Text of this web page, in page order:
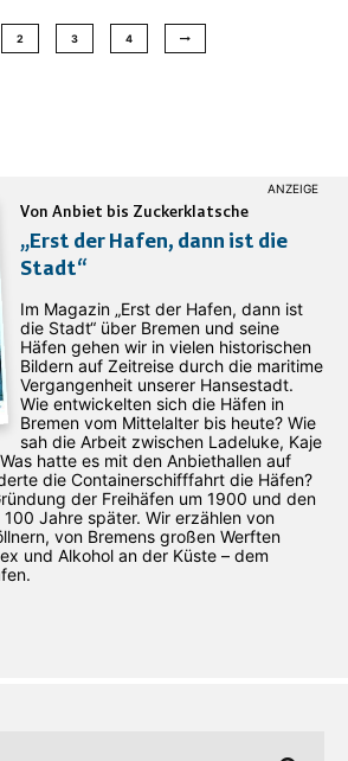
2 3 4
Von Anbiet bis Zuckerklatsche
„Erst der Hafen, dann ist die
Stadt“
Im Magazin „Erst der Hafen, dann ist
die Stadt“ über Bremen und seine
Häfen gehen wir in vielen historischen
Bildern auf Zeitreise durch die maritime
Vergangenheit unserer Hansestadt.
Wie entwickelten sich die Häfen in
Bremen vom Mittelalter bis heute? Wie
sah die Arbeit zwischen Ladeluke, Kaje
hatte es mit den Anbiethallen auf
die Containerschifffahrt die Häfen?
der Freihäfen um 1900 und den
Jahre später. Wir erzählen von
von Bremens großen Werften
und Alkohol an der Küste – dem